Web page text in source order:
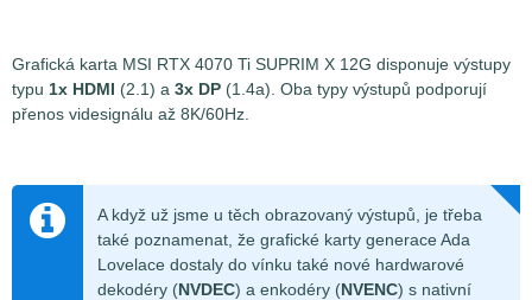
Grafická karta MSI RTX 4070 Ti SUPRIM X 12G disponuje výstupy
typu 1x HDMI (2.1) a 3x DP (1.4a). Oba typy výstupů podporují
přenos videsignálu až 8K/60Hz.
A když už jsme u těch obrazovaný výstupů, je třeba
také poznamenat, že grafické karty generace Ada
Lovelace dostaly do vínku také nové hardwarové
dekodéry (NVDEC) a enkodéry (NVENC) s nativní